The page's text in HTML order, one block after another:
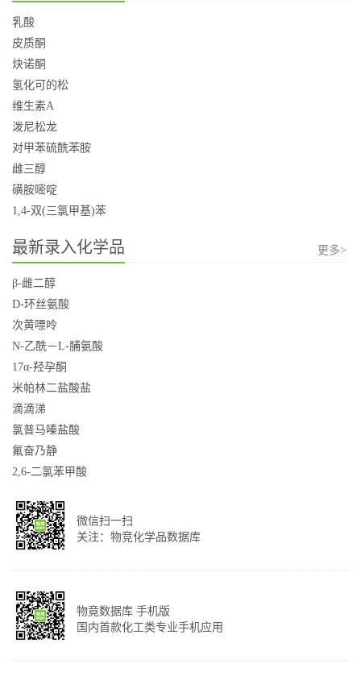
乳酸
皮质酮
炔诺酮
氢化可的松
维生素A
泼尼松龙
对甲苯硫酰苯胺
雌三醇
磺胺嘧啶
1,4-双(三氯甲基)苯
最新录入化学品 更多>
β-雌二醇
D-环丝氨酸
次黄嘌呤
N-乙酰－L-脯氨酸
17α-羟孕酮
米帕林二盐酸盐
滴滴涕
氯普马嗪盐酸
氟奋乃静
2,6-二氯苯甲酸
微信扫一扫
关注：物竞化学品数据库
物竟数据库 手机版
国内首款化工类专业手机应用